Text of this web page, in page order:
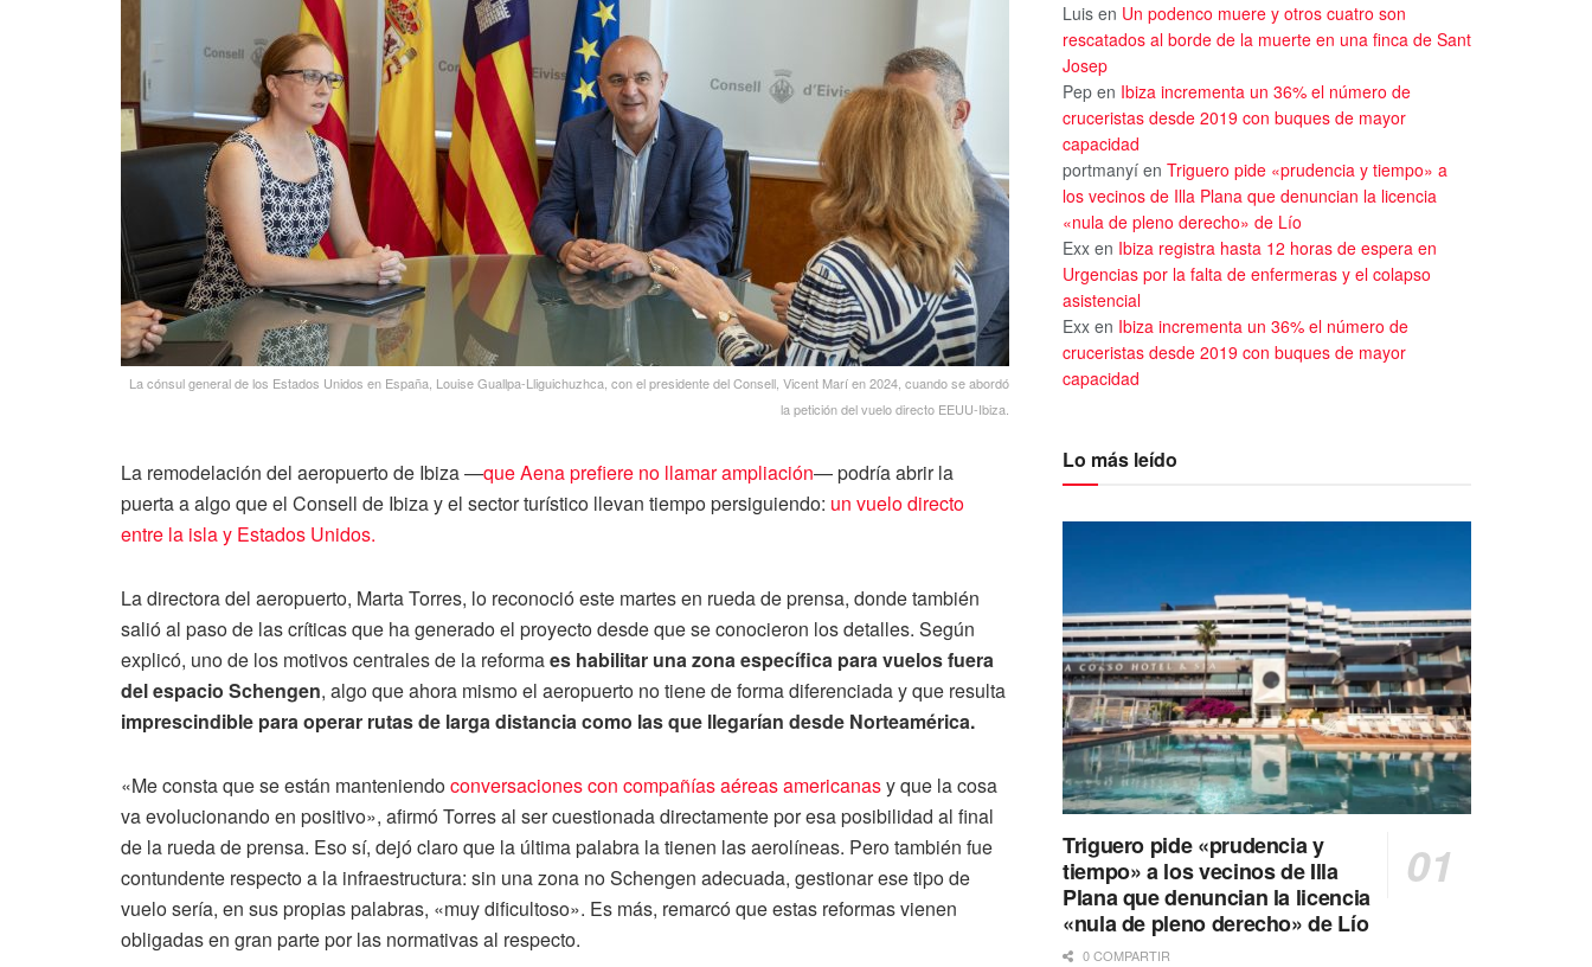
La cónsul general de los Estados Unidos en España, Louise Guallpa-Lliguichuzhca, con el presidente del Consell, Vicent Marí en 2024, cuando se abordó
la petición del vuelo directo EEUU-Ibiza.
La remodelación del aeropuerto de Ibiza —que Aena prefiere no llamar ampliación— podría abrir la
puerta a algo que el Consell de Ibiza y el sector turístico llevan tiempo persiguiendo: un vuelo directo
entre la isla y Estados Unidos.
La directora del aeropuerto, Marta Torres, lo reconoció este martes en rueda de prensa, donde también
salió al paso de las críticas que ha generado el proyecto desde que se conocieron los detalles. Según
explicó, uno de los motivos centrales de la reformaes habilitar una zona específica para vuelos fuera
del espacio Schengen, algo que ahora mismo el aeropuerto no tiene de forma diferenciada y que resulta
imprescindible para operar rutas de larga distancia como las que llegarían desde Norteamérica.
«Me consta que se están manteniendoconversaciones con compañías aéreas americanasy que la cosa
va evolucionando en positivo», afirmó Torres al ser cuestionada directamente por esa posibilidad al final
de la rueda de prensa. Eso sí, dejó claro que la última palabra la tienen las aerolíneas. Pero también fue
contundente respecto a la infraestructura: sin una zona no Schengen adecuada, gestionar ese tipo de
vuelo sería, en sus propias palabras, «muy dificultoso». Es más, remarcó que estas reformas vienen
obligadas en gran parte por las normativas al respecto.
Luis en Un podenco muere y otros cuatro son
rescatados al borde de la muerte en una finca de Sant
Josep
Pep en Ibiza incrementa un 36% el número de
cruceristas desde 2019 con buques de mayor
capacidad
portmanyí en Triguero pide «prudencia y tiempo» a
los vecinos de Illa Plana que denuncian la licencia
«nula de pleno derecho» de Lío
Exx en Ibiza registra hasta 12 horas de espera en
Urgencias por la falta de enfermeras y el colapso
asistencial
Exx en Ibiza incrementa un 36% el número de
cruceristas desde 2019 con buques de mayor
capacidad
Lo más leído
Triguero pide «prudencia y
tiempo» a los vecinos de Illa
Plana que denuncian la licencia
«nula de pleno derecho» de Lío
0 COMPARTIR